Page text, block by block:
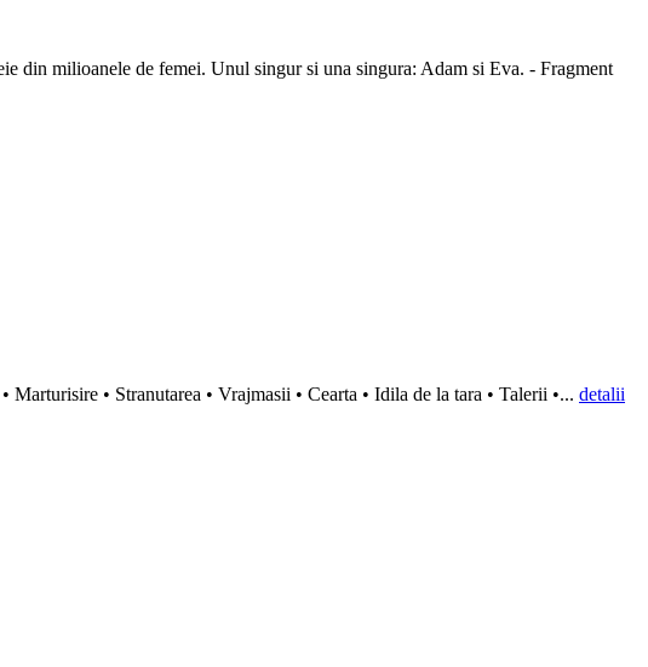
din milioanele de femei. Unul singur si una singura: Adam si Eva. - Fragment
• Stranutarea • Vrajmasii • Cearta • Idila de la tara • Talerii •... detalii